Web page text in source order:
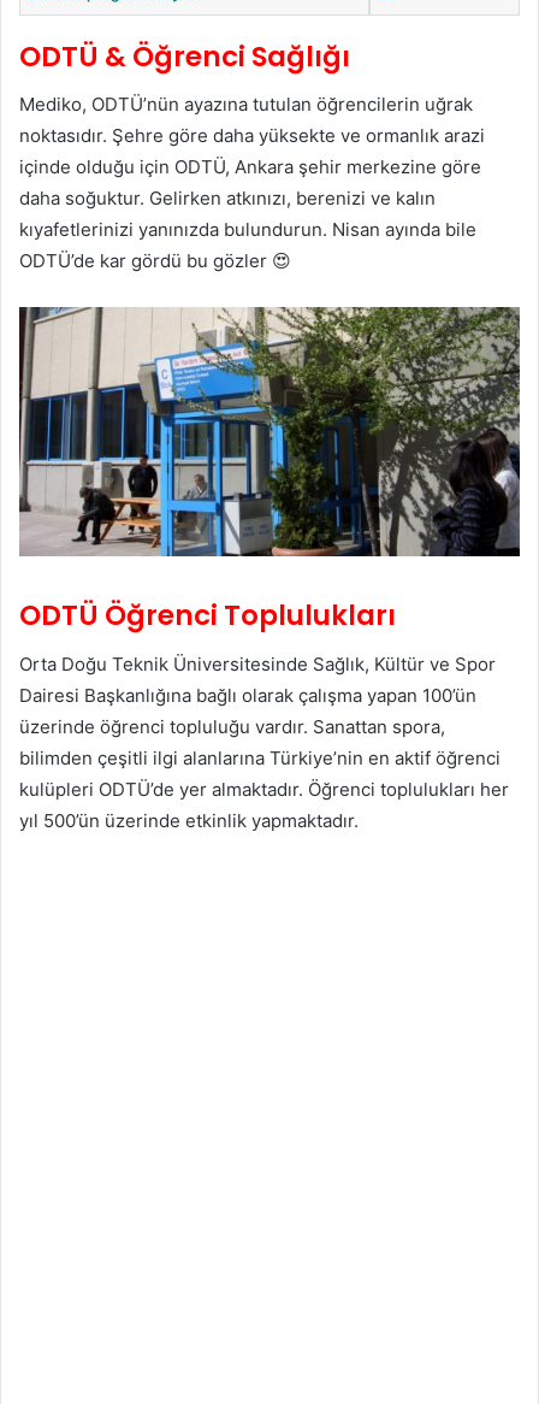
ODTÜ & Öğrenci Sağlığı
Mediko, ODTÜ’nün ayazına tutulan öğrencilerin uğrak
noktasıdır. Şehre göre daha yüksekte ve ormanlık arazi
içinde olduğu için ODTÜ, Ankara şehir merkezine göre
daha soğuktur. Gelirken atkınızı, berenizi ve kalın
kıyafetlerinizi yanınızda bulundurun. Nisan ayında bile
ODTÜ’de kar gördü bu gözler 😍
ODTÜ Öğrenci Toplulukları
Orta Doğu Teknik Üniversitesinde Sağlık, Kültür ve Spor
Dairesi Başkanlığına bağlı olarak çalışma yapan 100’ün
üzerinde öğrenci topluluğu vardır. Sanattan spora,
bilimden çeşitli ilgi alanlarına Türkiye’nin en aktif öğrenci
kulüpleri ODTÜ’de yer almaktadır. Öğrenci toplulukları her
yıl 500’ün üzerinde etkinlik yapmaktadır.